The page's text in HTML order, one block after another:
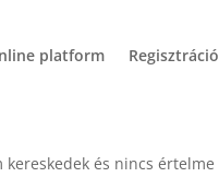
platform Regisztráció
és nincs értelme